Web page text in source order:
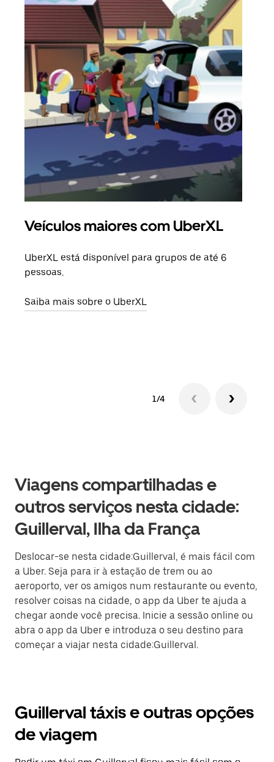
Veículos maiores com UberXL
UberXL está disponível para grupos de até 6
pessoas.
Saiba mais sobre o UberXL
1/4
Viagens compartilhadas e
outros serviços nesta cidade:
Guillerval, Ilha da França
Deslocar-se nesta cidade:Guillerval, é mais fácil com
a Uber. Seja para ir à estação de trem ou ao
aeroporto, ver os amigos num restaurante ou evento,
resolver coisas na cidade, o app da Uber te ajuda a
chegar aonde você precisa. Inicie a sessão online ou
abra o app da Uber e introduza o seu destino para
começar a viajar nesta cidade:Guillerval.
Guillerval táxis e outras opções
de viagem